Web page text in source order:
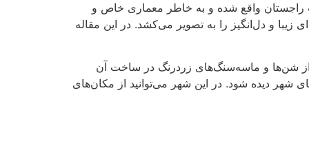
راجستان واقع شده و به خاطر معماری خاص و
و دل‌انگیز را به تصویر می‌کشد. در این مقاله
شن‌ها و ماسه‌سنگ‌های زردرنگ در ساخت آن
شهر دیده شود. در این شهر می‌توانید از مکان‌های